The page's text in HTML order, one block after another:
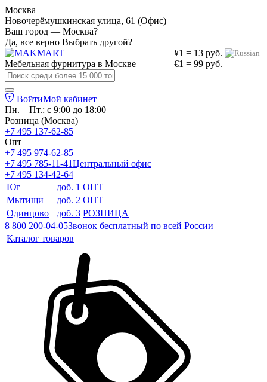
Москва
Новочерёмушкинская улица, 61 (Офис)
Ваш город — Москва?
Да, все верно Выбрать другой?
¥1 = 13 руб.
€1 = 99 руб.
Мебельная фурнитура в Москве
ВойтиМой кабинет
Пн. – Пт.: с 9:00 до 18:00
Розница (Москва)
+7 495 137-62-85
Опт
+7 495 974-62-85
+7 495 785-11-41Центральный офис
+7 495 134-42-64
Юг
доб. 1 ОПТ
Мытищи
доб. 2 ОПТ
Одинцово
доб. 3 РОЗНИЦА
8 800 200-04-05Звонок бесплатный по всей России
Каталог товаров